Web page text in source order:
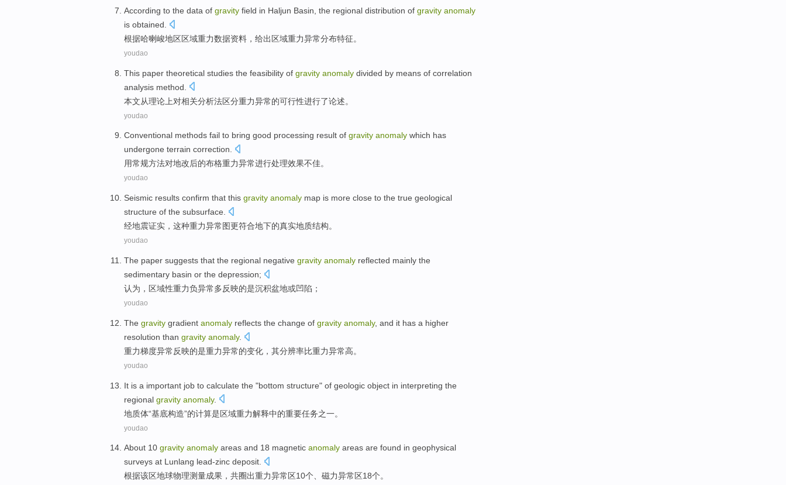
According to the data of gravity field in Haljun Basin, the regional distribution of gravity anomaly
is obtained.
根据哈喇峻地区区域重力数据资料，给出区域重力异常分布特征。
youdao
This paper theoretical studies the feasibility of gravity anomaly divided by means of correlation
analysis method
本文从理论上对相关分析法区分重力异常的可行性进行了论述。
youdao
Conventional methods fail to bring good processing result of gravity anomaly which has
undergone terrain correction.
用常规方法对地改后的布格重力异常进行处理效果不佳。
youdao
Seismic results confirm that this gravity anomaly map is more close to the true geological
structure of the subsurface
经地震证实 ， 这种重力异常 图更符合地下的真实地质结构。
youdao
The paper suggests that the regional negative gravity anomaly reflected mainly the
sedimentary basin or the depression;
认为 ， 区域性重力负异常多反映的是沉积盆地或凹陷 ；
youdao
The gravity gradient anomaly reflects the change of gravity anomaly, and it has a higher
resolution than gravity anomaly.
重力梯度异常 反映的是重力异常的变化 ， 其分辨率比重力异常高。
youdao
It is a important job to calculate the "bottom structure" of geologic object in interpreting the
regional gravity anomaly.
地质体“基底构造”的计算是区域重力解释中的重要任务之一。
youdao
About 10 gravity anomaly areas and 18 magnetic anomaly areas are found in geophysical
surveys at Lunlang lead-zinc deposit.
根据该区地球物理测量成果， 共圈出重力异常 区10个、 磁力异常区18个。